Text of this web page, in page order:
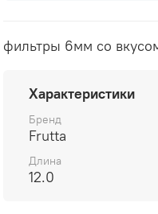
фильтры 6мм со
Характеристики
Бренд
Frutta
Длина
12.0